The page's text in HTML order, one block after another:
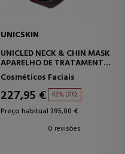
UNICSKIN
UNICLED NECK & CHIN MASK
APARELHO DE TRATAMENTO
FACIAL COM LED
Cosméticos Faciais
227,95 € 42% DTO.
Preço habitual 395,00 €
0 revisões